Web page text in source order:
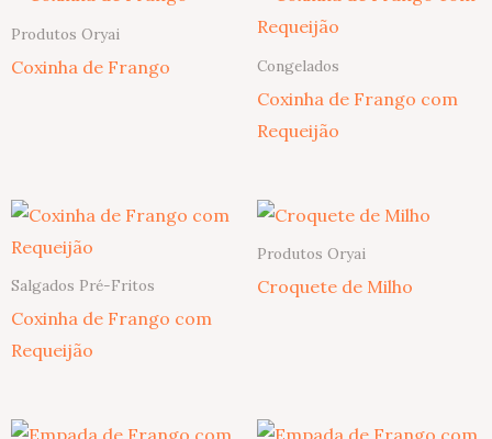
Produtos Oryai
Coxinha de Frango Congelados
Coxinha de Frango com
Requeijão
Salgados Pré-Fritos
Coxinha de Frango com
Requeijão
Produtos Oryai
Croquete de Milho